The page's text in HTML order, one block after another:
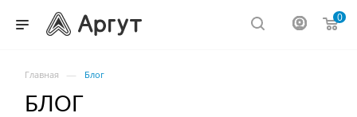
0
Главная — Блог
БЛОГ